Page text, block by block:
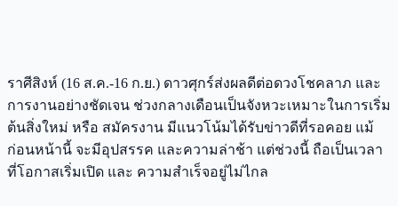
ราศีสิงห์ (16 ส.ค.-16 ก.ย.) ดาวศุกร์ส่งผลดีต่อดวงโชคลาภ และ
การงานอย่างชัดเจน ช่วงกลางเดือนเป็นจังหวะเหมาะในการเริ่ม
ต้นสิ่งใหม่ หรือ สมัครงาน มีแนวโน้มได้รับข่าวดีที่รอคอย แม้
ก่อนหน้านี้ จะมีอุปสรรค และความล่าช้า แต่ช่วงนี้ ถือเป็นเวลา
ที่โอกาสเริ่มเปิด และ ความสำเร็จอยู่ไม่ไกล